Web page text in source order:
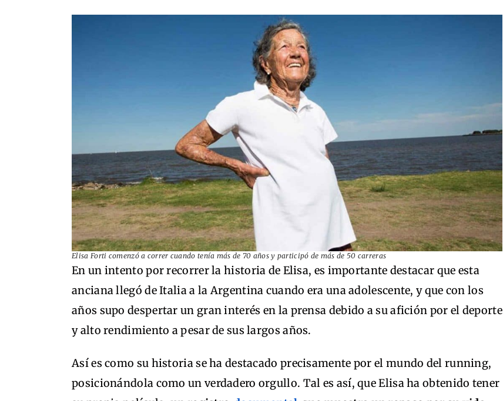
Elisa Forti comenzó a correr cuando tenía más de 70 años y participó de más de 50 carreras
En un intento por recorrer la historia de Elisa, es importante destacar que esta
anciana llegó de Italia a la Argentina cuando era una adolescente, y que con los
años supo despertar un gran interés en la prensa debido a su afición por el deporte
y alto rendimiento a pesar de sus largos años.
Así es como su historia se ha destacado precisamente por el mundo del running,
posicionándola como un verdadero orgullo. Tal es así, que Elisa ha obtenido tener